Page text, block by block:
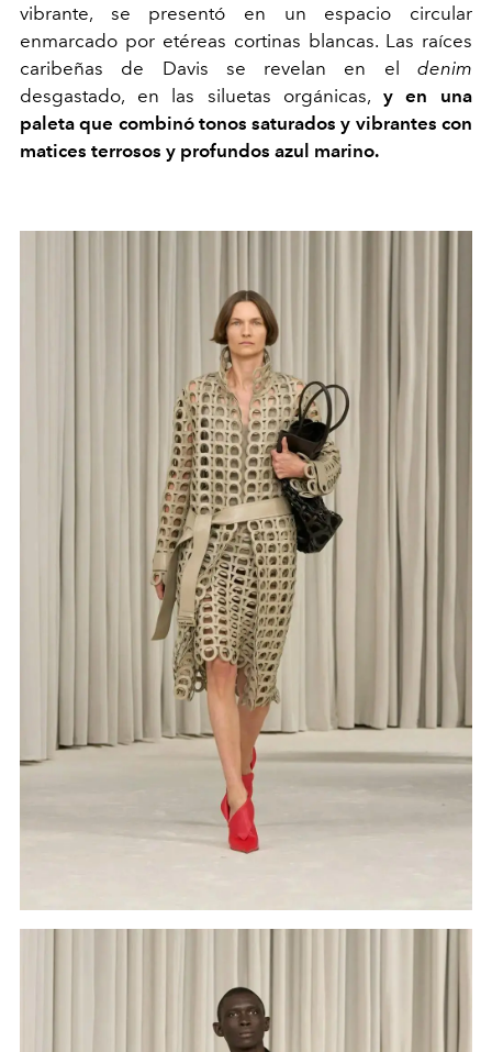
vibrante, se presentó en un espacio circular
enmarcado por etéreas cortinas blancas. Las raíces
caribeñas de Davis se revelan en el denim
desgastado, en las siluetas orgánicas, y en una
paleta que combinó tonos saturados y vibrantes con
matices terrosos y profundos azul marino.